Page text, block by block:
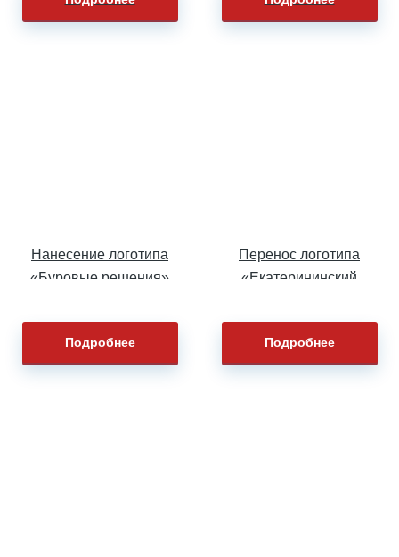
Нанесение логотипа
«Буровые решения»
Подробнее
Перенос логотипа
«Екатерининский
жилеты
Подробнее